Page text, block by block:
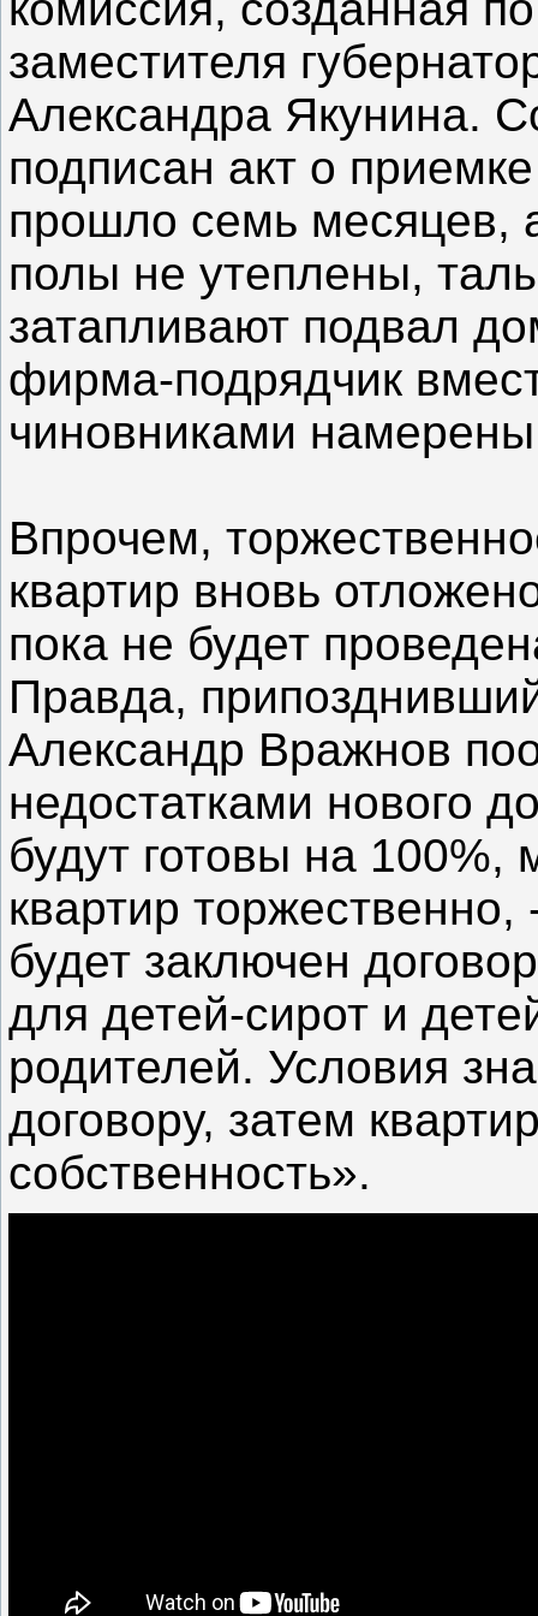
заместителя
Александра Якунина.
подписан акт о
прошло семь месяцев,
полы не утеплены,
затапливают подвал
фирма-подрядчик
чиновниками
Впрочем,
квартир вновь
пока не будет
Правда,
Александр Вражнов
недостатками нового
будут готовы на
квартир
будет заключен
для детей-сирот и
родителей. Условия
договору, затем
собственность».